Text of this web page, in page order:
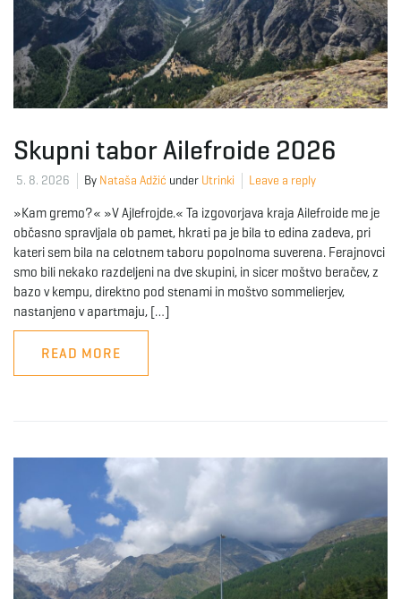
Skupni tabor Ailefroide 2026
5. 8. 2026 By Nataša Adžić under Utrinki Leave a reply
»Kam gremo?« »V Ajlefrojde.« Ta izgovorjava kraja Ailefroide me je
občasno spravljala ob pamet, hkrati pa je bila to edina zadeva, pri
kateri sem bila na celotnem taboru popolnoma suverena. Ferajnovci
smo bili nekako razdeljeni na dve skupini, in sicer moštvo beračev, z
bazo v kempu, direktno pod stenami in moštvo sommelierjev,
nastanjeno v apartmaju, […]
READ MORE